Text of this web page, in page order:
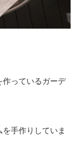
作っているガーデ
手作りしていま